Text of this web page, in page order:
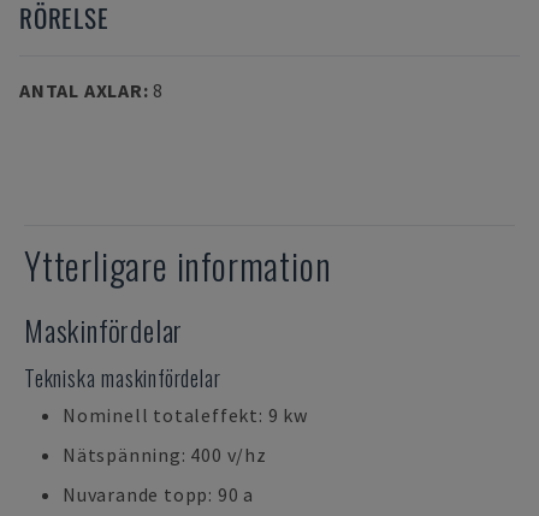
RÖRELSE
ANTAL AXLAR: 8
Ytterligare information
Maskinfördelar
Tekniska maskinfördelar
Nominell totaleffekt: 9 kw
Nätspänning: 400 v/hz
Nuvarande topp: 90 a